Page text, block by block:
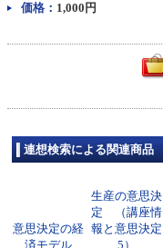
価格： 1,000円
連想検索による関連商品
意思決定の経
済モデル
生産の意思決
定 （講座情
報と意思決定
5）